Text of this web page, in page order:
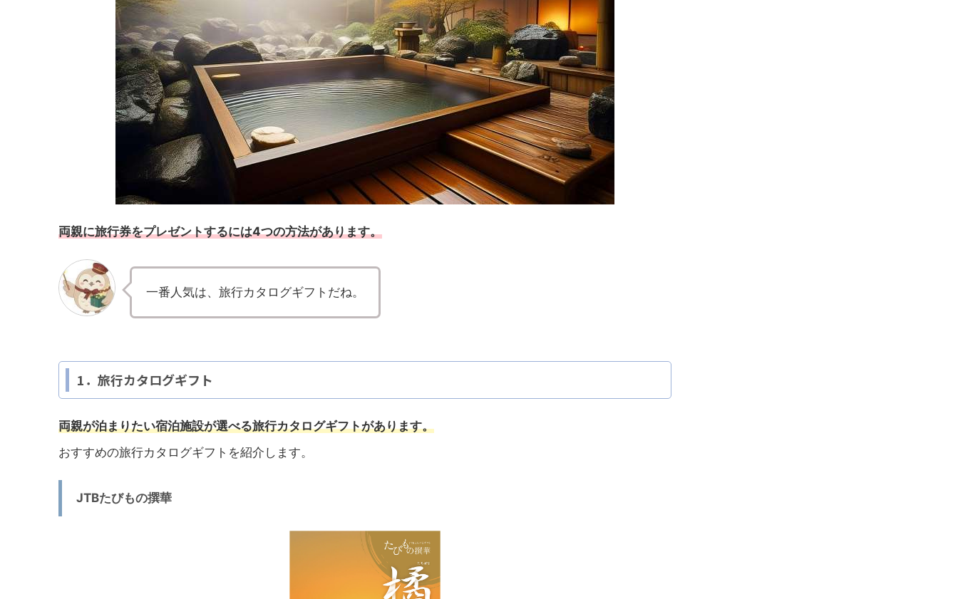
両親に旅行券をプレゼントするには4つの方法があります。
一番人気は、旅行カタログギフトだね。
1．旅行カタログギフト
両親が泊まりたい宿泊施設が選べる旅行カタログギフトがあります。
おすすめの旅行カタログギフトを紹介します。
JTBたびもの撰華